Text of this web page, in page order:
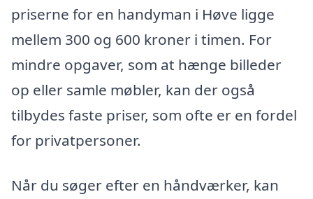
priserne for en handyman i Høve ligge
mellem 300 og 600 kroner i timen. For
mindre opgaver, som at hænge billeder
op eller samle møbler, kan der også
tilbydes faste priser, som ofte er en fordel
for privatpersoner.
Når du søger efter en håndværker, kan